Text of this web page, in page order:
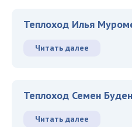
Теплоход Илья
Читать далее
Теплоход Семен
Читать далее